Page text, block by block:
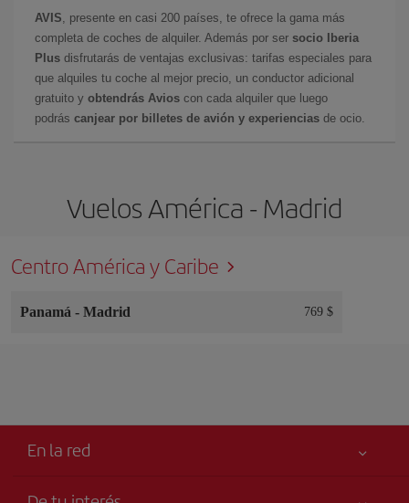
AVIS , presente en casi 200 países, te ofrece la gama más
completa de coches de alquiler. Además por ser socio Iberia
Plus disfrutarás de ventajas exclusivas: tarifas especiales para
que alquiles tu coche al mejor precio, un conductor adicional
gratuito y obtendrás Avios con cada alquiler que luego
podrás canjear por billetes de avión y experiencias de ocio.
Vuelos América - Madrid
Centro América y Caribe
Panamá - Madrid 769 $
En la red